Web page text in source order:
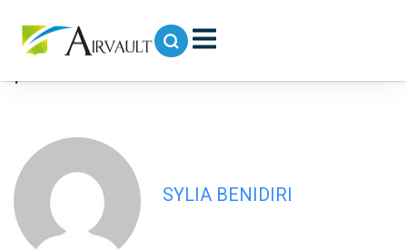
DEL2025-067- Création d’emploi non
SYLIA BENIDIRI